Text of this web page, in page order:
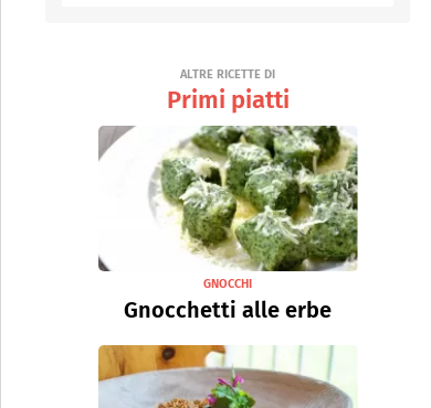
ALTRE RICETTE DI
Primi piatti
GNOCCHI
Gnocchetti alle erbe